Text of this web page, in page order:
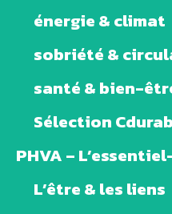
énergie & climat
sobriété &
santé & bien-
Sélection
PHVA –
L’être & les liens